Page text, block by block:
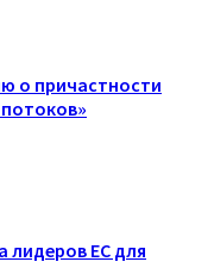
о причастности
лидеров ЕС для